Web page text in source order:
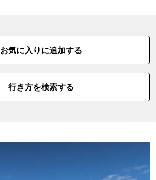
お気に入りに追加する
行き方を検索する